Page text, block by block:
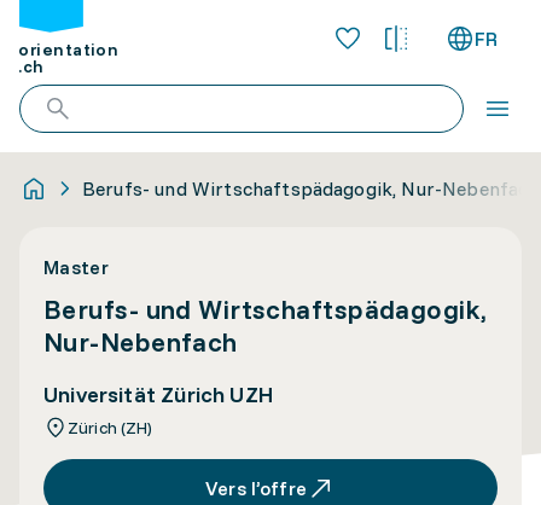
orientation
.ch
FR
Berufs- und Wirtschaftspädagogik, Nur-Nebenfach
Master
Berufs- und Wirtschaftspädagogik,
Nur-Nebenfach
Universität Zürich UZH
Zürich (ZH)
Vers l’offre